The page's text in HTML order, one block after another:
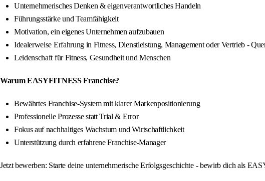
Unternehmerisches Denken & eigenverantwortliches Handeln
Führungsstärke und Teamfähigkeit
Motivation, ein eigenes Unternehmen aufzubauen
Idealerweise Erfahrung in Fitness, Dienstleistung, Management oder Vertrieb -
Leidenschaft für Fitness, Gesundheit und Menschen
Warum EASYFITNESS Franchise?
Bewährtes Franchise-System mit klarer Markenpositionierung
Professionelle Prozesse statt Trial & Error
Fokus auf nachhaltiges Wachstum und Wirtschaftlichkeit
Unterstützung durch erfahrene Franchise-Manager
Jetzt bewerben: Starte deine unternehmerische Erfolgsgeschichte - bewirb dich als